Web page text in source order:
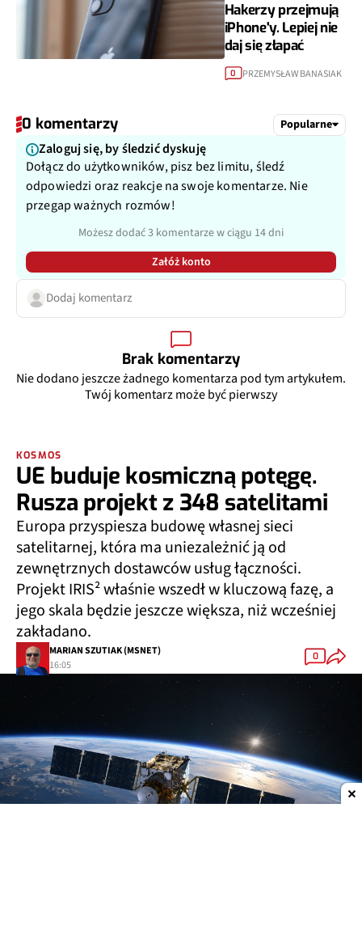
Hakerzy przejmują
iPhone'y. Lepiej nie
daj się złapać
0 PRZEMYSŁAW BANASIAK
0 komentarzy Popularne
Zaloguj się, by śledzić dyskuję
Dołącz do użytkowników, pisz bez limitu, śledź
odpowiedzi oraz reakcje na swoje komentarze. Nie
przegap ważnych rozmów!
Możesz dodać 3 komentarze w ciągu 14 dni
Załóż konto
Dodaj komentarz
Brak komentarzy
Nie dodano jeszcze żadnego komentarza pod tym artykułem.
Twój komentarz może być pierwszy
KOSMOS
UE buduje kosmiczną potęgę.
Rusza projekt z 348 satelitami
Europa przyspiesza budowę własnej sieci
satelitarnej, która ma uniezależnić ją od
zewnętrznych dostawców usług łączności.
Projekt IRIS² właśnie wszedł w kluczową fazę, a
jego skala będzie jeszcze większa, niż wcześniej
zakładano.
MARIAN SZUTIAK (MSNET)
16:05
0